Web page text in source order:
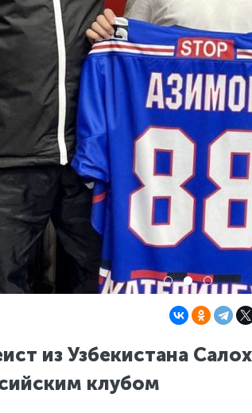
из Узбекистана
клубом